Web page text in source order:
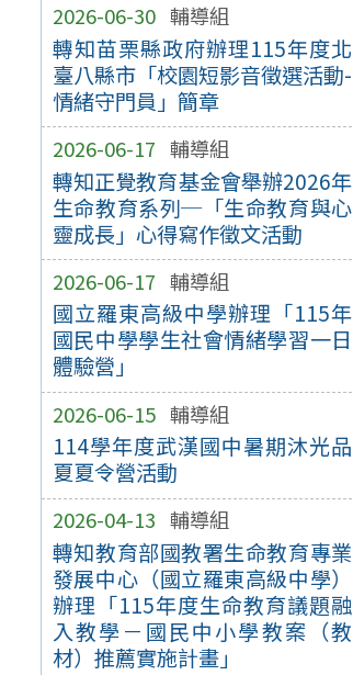
2026-06-30 輔導組
轉知苗栗縣政府辦理115年度北
臺八縣市「校園短影音徵選活動-
情緒守門員」簡章
2026-06-17 輔導組
轉知正覺教育基金會舉辦2026年
生命教育系列─「生命教育與心
靈成長」心得寫作徵文活動
2026-06-17 輔導組
國立羅東高級中學辦理「115年
國民中學學生社會情緒學習一日
體驗營」
2026-06-15 輔導組
114學年度武漢國中暑期沐光品
夏夏令營活動
2026-04-13 輔導組
轉知教育部國教署生命教育專業
發展中心（國立羅東高級中學）
辦理「115年度生命教育議題融
入教學－國民中小學教案（教
材）推薦實施計畫」